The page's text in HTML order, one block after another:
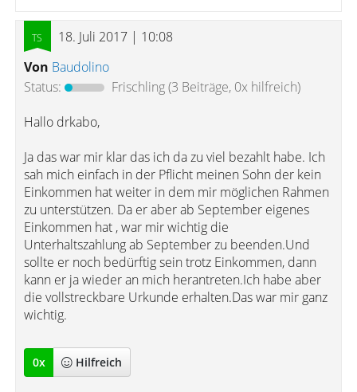
18. Juli 2017 | 10:08
Von Baudolino
Status:
Frischling(3 Beiträge, 0x hilfreich)
Hallo drkabo,
Ja das war mir klar das ich da zu viel bezahlt habe. Ich
sah mich einfach in der Pflicht meinen Sohn der kein
Einkommen hat weiter in dem mir möglichen Rahmen
zu unterstützen. Da er aber ab September eigenes
Einkommen hat , war mir wichtig die
Unterhaltszahlung ab September zu beenden.Und
sollte er noch bedürftig sein trotz Einkommen, dann
kann er ja wieder an mich herantreten.Ich habe aber
die vollstreckbare Urkunde erhalten.Das war mir ganz
wichtig.
0x Hilfreich